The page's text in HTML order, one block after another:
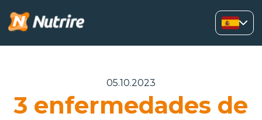
05.10.2023
3 enfermedades de